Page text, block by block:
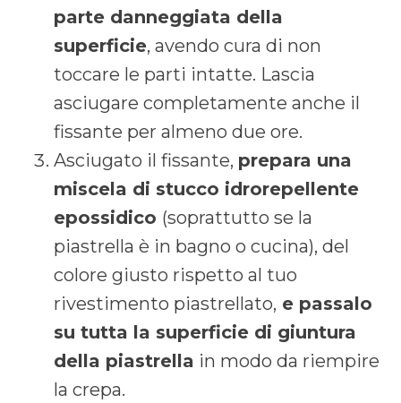
parte danneggiata della
superficie, avendo cura di non
toccare le parti intatte. Lascia
asciugare completamente anche il
fissante per almeno due ore.
Asciugato il fissante, prepara una
miscela di stucco idrorepellente
epossidico (soprattutto se la
piastrella è in bagno o cucina), del
colore giusto rispetto al tuo
rivestimento piastrellato, e passalo
su tutta la superficie di giuntura
della piastrella in modo da riempire
la crepa.